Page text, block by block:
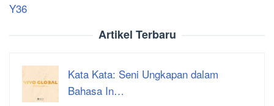
Y36
Artikel Terbaru
Kata Kata: Seni Ungkapan dalam
Bahasa In…